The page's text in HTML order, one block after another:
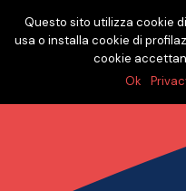
Questo sito utilizza cookie
usa o installa cookie di
cookie
Ok